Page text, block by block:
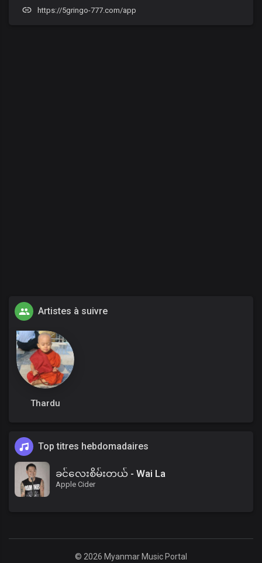
https://5gringo-777.com/app
Artistes à suivre
Thardu
Top titres hebdomadaires
ခင်လေးစိမ်းတယ် - Wai La
Apple Cider
© 2026 Myanmar Music Portal